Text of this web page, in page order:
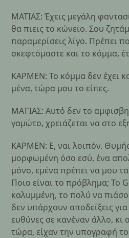
MATIAΣ: Έχεις μεγάλη
θα πιεις το κώνειο. Σου
παραμερίσεις λίγο. Πρέπει
σκεφτόμαστε και το κόμμα,
ΚΑΡΜΕΝ: Το κόμμα δεν έχει
μένα, τώρα μου το είπες.
ΜΑΤΊΑΣ: Αυτό δεν το
γαμώτο, χρειάζεται να στο
ΚΑΡΜΕΝ: Ε, ναι λοιπόν.
μορφωμένη όσο εσύ, ένα
μόνο, εμένα πρέπει να μου
Ποιο είναι το πρόβλημα; Το
καλυμμένη, το πολύ να
δεν υπάρχουν αποδείξεις
ευθύνες σε κανέναν άλλο, κι
τώρα, είχαν την υπογραφή